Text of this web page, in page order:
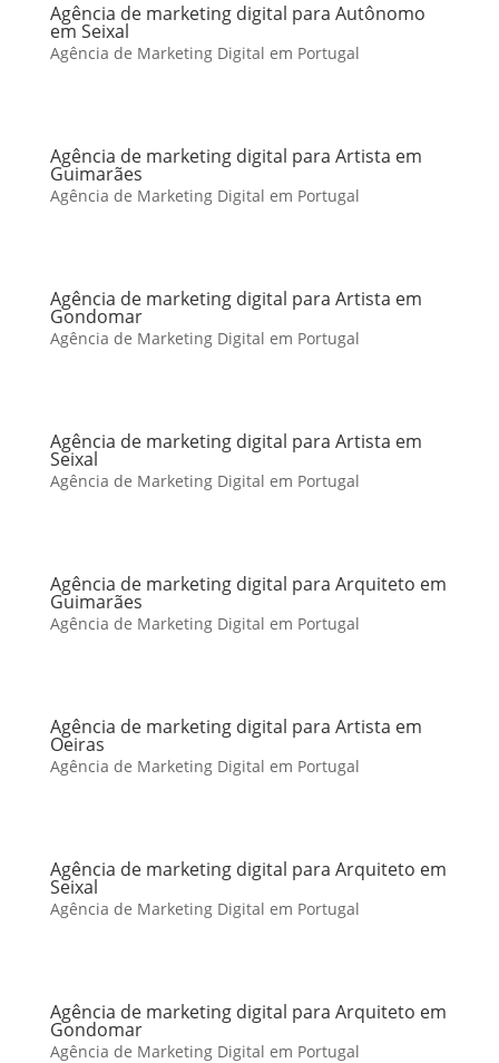
Agência de marketing digital para Autônomo
em Seixal
Agência de Marketing Digital em Portugal
Agência de marketing digital para Artista em
Guimarães
Agência de Marketing Digital em Portugal
Agência de marketing digital para Artista em
Gondomar
Agência de Marketing Digital em Portugal
Agência de marketing digital para Artista em
Seixal
Agência de Marketing Digital em Portugal
Agência de marketing digital para Arquiteto em
Guimarães
Agência de Marketing Digital em Portugal
Agência de marketing digital para Artista em
Oeiras
Agência de Marketing Digital em Portugal
Agência de marketing digital para Arquiteto em
Seixal
Agência de Marketing Digital em Portugal
Agência de marketing digital para Arquiteto em
Gondomar
Agência de Marketing Digital em Portugal